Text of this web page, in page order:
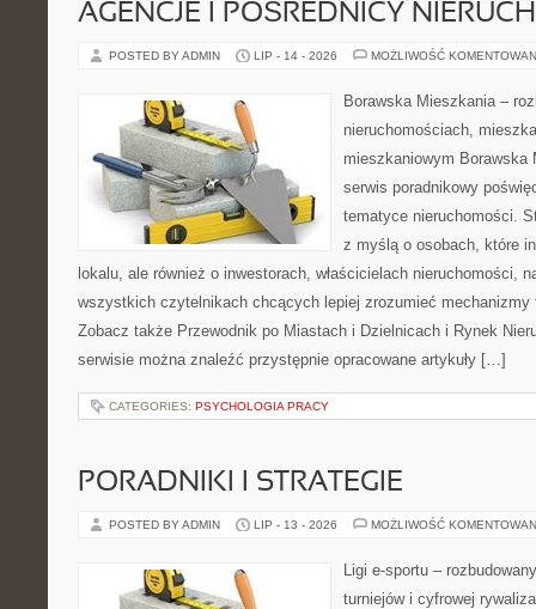
AGENCJE I POŚREDNICY
POSTED BY ADMIN LIP - 14 - 2026 MOŻLIWOŚĆ
Borawska Mieszkania –
nieruchomościach,
mieszkaniowym Borawska
serwis poradnikowy
tematyce nieruchomości.
z myślą o osobach, które
lokalu, ale również o inwestorach, właścicielach nieruchomości,
wszystkich czytelnikach chcących lepiej zrozumieć mechanizmy
Zobacz także Przewodnik po Miastach i Dzielnicach i Rynek
serwisie można znaleźć przystępnie opracowane artykuły […]
CATEGORIES: PSYCHOLOGIA PRACY
PORADNIKI I STRATEGIE
POSTED BY ADMIN LIP - 13 - 2026 MOŻLIWOŚĆ
Ligi e-sportu –
turniejów i cyfrowej